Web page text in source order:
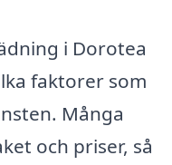
i Dorotea
faktorer som
Många
och priser, så